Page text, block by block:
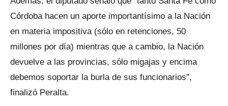
Córdoba hacen un aporte importantísimo a la Nación
en materia impositiva (sólo en retenciones, 50
millones por día) mientras que a cambio, la Nación
devuelve a las provincias, sólo migajas y encima
debemos soportar la burla de sus funcionarios”,
finalizó Peralta.